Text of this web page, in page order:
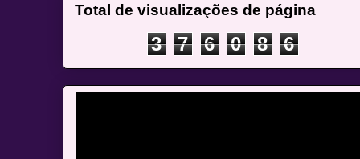
Total de visualizações de página
3 7 6 0 8 6